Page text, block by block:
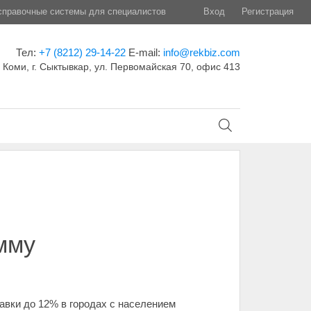
системы для специалистов Вход Регистрация
Тел: +7 (8212) 29-14-22 E-mail: info@rekbiz.com
Коми, г. Сыктывкар, ул. Первомайская 70, офис 413
до 12% в городах с населением